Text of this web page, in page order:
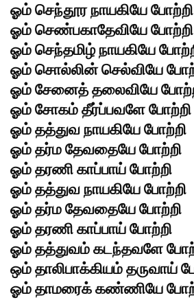
ஓம் செந்தூர நாயகியே போற்றி
ஓம் செண்பகாதேவியே போற்றி
ஓம் செந்தமிழ் நாயகியே
ஓம் சொல்லின் செல்வியே
ஓம் சேனைத் தலைவியே
ஓம் சோகம் தீர்ப்பவளே போற்றி
ஓம் தத்துவ நாயகியே போற்றி
ஓம் தர்ம தேவதையே போற்றி
ஓம் தரணி காப்பாய் போற்றி
ஓம் தத்துவ நாயகியே போற்றி
ஓம் தர்ம தேவதையே போற்றி
ஓம் தரணி காப்பாய் போற்றி
ஓம் தத்துவம் கடந்தவளே
ஒம் தாலிபாக்கியம் தருவாய்
ஓம் தாமரைக் கண்ணியே